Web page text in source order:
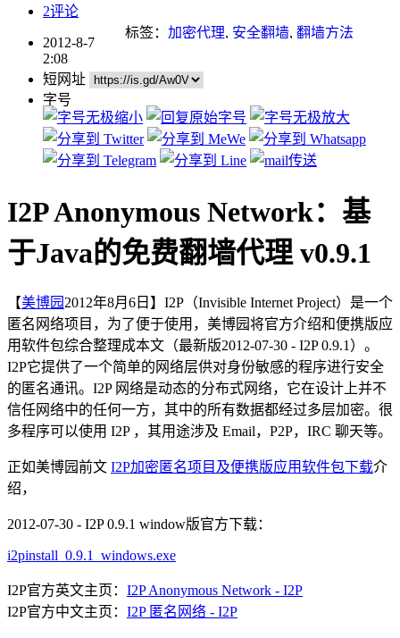
2评论
标签： 加密代理, 安全翻墙, 翻墙方法
2012-8-7
2:08
短网址
字号
I2P Anonymous Network：基
于Java的免费翻墙代理 v0.9.1
【美博园 2012年8月6日】I2P（Invisible Internet Project）是一个
匿名网络项目，为了便于使用，美博园将官方介绍和便携版应
用软件包综合整理成本文（最新版2012-07-30 - I2P 0.9.1）。
I2P它提供了一个简单的网络层供对身份敏感的程序进行安全
的匿名通讯。I2P 网络是动态的分布式网络，它在设计上并不
信任网络中的任何一方，其中的所有数据都经过多层加密。很
多程序可以使用 I2P ，其用途涉及 Email，P2P，IRC 聊天等。
正如美博园前文 I2P加密匿名项目及便携版应用软件包下载介
绍，
2012-07-30 - I2P 0.9.1 window版官方下载：
i2pinstall_0.9.1_windows.exe
I2P官方英文主页： I2P Anonymous Network - I2P
I2P官方中文主页： I2P 匿名网络 - I2P